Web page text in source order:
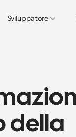
Sviluppatore
della